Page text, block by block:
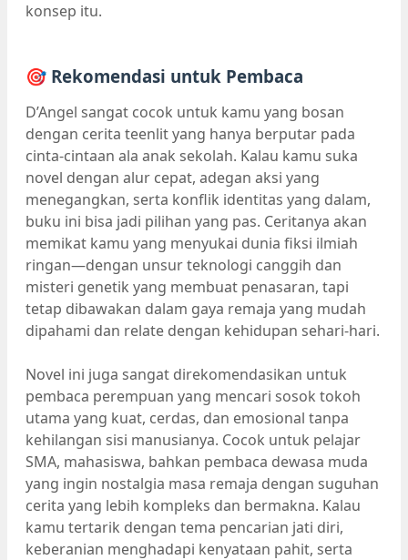
konsep itu.
🎯 Rekomendasi untuk Pembaca
D’Angel sangat cocok untuk kamu yang bosan
dengan cerita teenlit yang hanya berputar pada
cinta-cintaan ala anak sekolah. Kalau kamu suka
novel dengan alur cepat, adegan aksi yang
menegangkan, serta konflik identitas yang dalam,
buku ini bisa jadi pilihan yang pas. Ceritanya akan
memikat kamu yang menyukai dunia fiksi ilmiah
ringan—dengan unsur teknologi canggih dan
misteri genetik yang membuat penasaran, tapi
tetap dibawakan dalam gaya remaja yang mudah
dipahami dan relate dengan kehidupan sehari-hari.
Novel ini juga sangat direkomendasikan untuk
pembaca perempuan yang mencari sosok tokoh
utama yang kuat, cerdas, dan emosional tanpa
kehilangan sisi manusianya. Cocok untuk pelajar
SMA, mahasiswa, bahkan pembaca dewasa muda
yang ingin nostalgia masa remaja dengan suguhan
cerita yang lebih kompleks dan bermakna. Kalau
kamu tertarik dengan tema pencarian jati diri,
keberanian menghadapi kenyataan pahit, serta